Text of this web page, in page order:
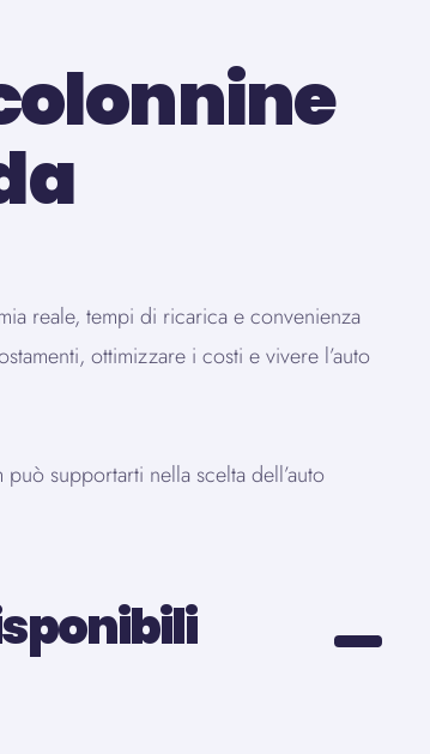
reale, tempi di ricarica e convenienza
ottimizzare i costi e vivere l’auto
supportarti nella scelta dell’auto